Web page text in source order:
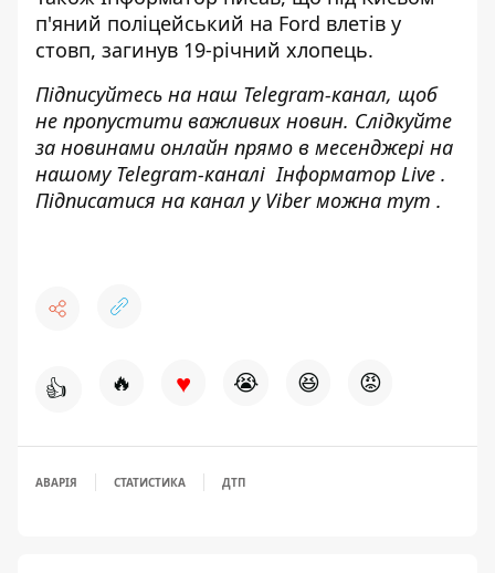
п'яний поліцейський на Ford влетів у
стовп, загинув 19-річний хлопець.
Підписуйтесь на наш Telegram-канал, щоб
не пропустити важливих новин. Слідкуйте
за новинами онлайн прямо в месенджері на
нашому Telegram-каналіІнформатор Live .
Підписатися на канал у Viber можна тут .
👍 🔥 ♥ 😭 😆 😡
АВАРІЯ СТАТИСТИКА ДТП